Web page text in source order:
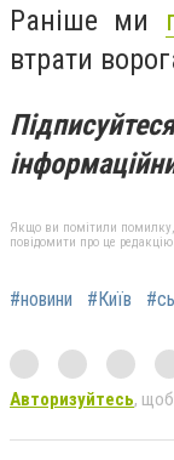
Раніше ми
втрати
Якщо ви помітили помилку,
повідомити про це редакцію
#новини #Київ
Авторизуйтесь, щоб